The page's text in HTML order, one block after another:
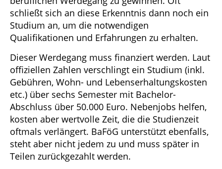
schließt sich an diese Erkenntnis dann noch ein
Studium an, um die notwendigen
Qualifikationen und Erfahrungen zu erhalten.
Dieser Werdegang muss finanziert werden. Laut
offiziellen Zahlen verschlingt ein Studium (inkl.
Gebühren, Wohn- und Lebenserhaltungskosten
etc.) über sechs Semester mit Bachelor-
Abschluss über 50.000 Euro. Nebenjobs helfen,
kosten aber wertvolle Zeit, die die Studienzeit
oftmals verlängert. BaFöG unterstützt ebenfalls,
steht aber nicht jedem zu und muss später in
Teilen zurückgezahlt werden.